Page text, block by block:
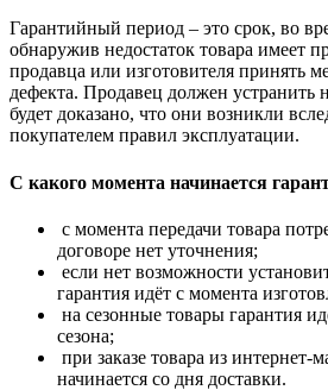
Гарантийный период – это срок, во
обнаружив недостаток товара имеет
продавца или изготовителя принять
дефекта. Продавец должен устранить
будет доказано, что они возникли
покупателем правил эксплуатации.
С какого момента начинается
с момента передачи товара
договоре нет уточнения;
если нет возможности
гарантия идёт с момента
на сезонные товары гарантия
сезона;
при заказе товара из интернет-
начинается со дня доставки.